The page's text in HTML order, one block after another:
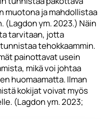
muotona ja mahdollistaa
(Lagdon ym. 2023.) Näin
tarvitaan, jotta
tehokkaammin.
painottavat usein
mikä voi johtaa
huomaamatta. Ilman
kokijat voivat myös
(Lagdon ym. 2023;